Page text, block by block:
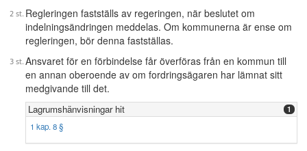
Regleringen fastställs av regeringen, när beslutet om
indelningsändringen meddelas. Om kommunerna är ense om
regleringen, bör denna fastställas.
Ansvaret för en förbindelse får överföras från en kommun till
en annan oberoende av om fordringsägaren har lämnat sitt
medgivande till det.
Lagrumshänvisningar hit 1
1 kap. 8 §